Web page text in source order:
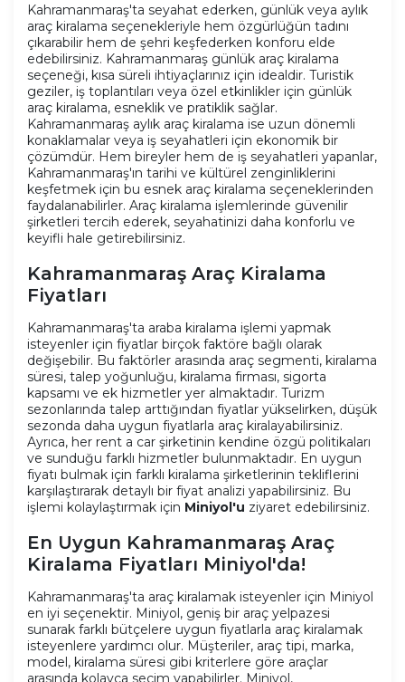
Kahramanmaraş'ta seyahat ederken, günlük veya aylık
araç kiralama seçenekleriyle hem özgürlüğün tadını
çıkarabilir hem de şehri keşfederken konforu elde
edebilirsiniz. Kahramanmaraş günlük araç kiralama
seçeneği, kısa süreli ihtiyaçlarınız için idealdir. Turistik
geziler, iş toplantıları veya özel etkinlikler için günlük
araç kiralama, esneklik ve pratiklik sağlar.
Kahramanmaraş aylık araç kiralama ise uzun dönemli
konaklamalar veya iş seyahatleri için ekonomik bir
çözümdür. Hem bireyler hem de iş seyahatleri yapanlar,
Kahramanmaraş'ın tarihi ve kültürel zenginliklerini
keşfetmek için bu esnek araç kiralama seçeneklerinden
faydalanabilirler. Araç kiralama işlemlerinde güvenilir
şirketleri tercih ederek, seyahatinizi daha konforlu ve
keyifli hale getirebilirsiniz.
Kahramanmaraş Araç Kiralama
Fiyatları
Kahramanmaraş'ta araba kiralama işlemi yapmak
isteyenler için fiyatlar birçok faktöre bağlı olarak
değişebilir. Bu faktörler arasında araç segmenti, kiralama
süresi, talep yoğunluğu, kiralama firması, sigorta
kapsamı ve ek hizmetler yer almaktadır. Turizm
sezonlarında talep arttığından fiyatlar yükselirken, düşük
sezonda daha uygun fiyatlarla araç kiralayabilirsiniz.
Ayrıca, her rent a car şirketinin kendine özgü politikaları
ve sunduğu farklı hizmetler bulunmaktadır. En uygun
fiyatı bulmak için farklı kiralama şirketlerinin tekliflerini
karşılaştırarak detaylı bir fiyat analizi yapabilirsiniz. Bu
işlemi kolaylaştırmak için Miniyol'u ziyaret edebilirsiniz.
En Uygun Kahramanmaraş Araç
Kiralama Fiyatları Miniyol'da!
Kahramanmaraş'ta araç kiralamak isteyenler için Miniyol
en iyi seçenektir. Miniyol, geniş bir araç yelpazesi
sunarak farklı bütçelere uygun fiyatlarla araç kiralamak
isteyenlere yardımcı olur. Müşteriler, araç tipi, marka,
model, kiralama süresi gibi kriterlere göre araçlar
arasında kolayca seçim yapabilirler. Miniyol,